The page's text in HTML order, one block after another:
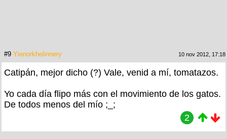
#9 Yienorkhelinnery 10 nov 2012, 17:18
Catipán, mejor dicho (?) Vale, venid a mí, tomatazos.
Yo cada día flipo más con el movimiento de los gatos.
De todos menos del mío ;_;
2